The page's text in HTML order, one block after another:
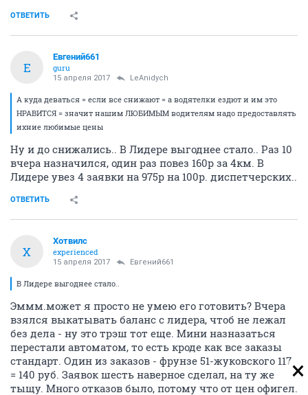
ОТВЕТИТЬ
Е
Евгений661
guru
15 апреля 2017 LeAnidych
А куда деваться = если все снижают = а водятелки ездют и им это
НРАВИТСЯ = значит нашим ЛЮБИМЫМ водителям надо предоставлять
ихние любимые цены
Ну и до снижались.. В Лидере выгоднее стало.. Раз 10
вчера назначился, один раз повез 160р за 4км. В
Лидере увез 4 заявки на 975р на 100р. диспетчерских..
ОТВЕТИТЬ
Х
Хотвилс
experienced
15 апреля 2017 Евгений661
В Лидере выгоднее стало..
Эммм.может я просто не умею его готовить? Вчера
взялся выкатывать баланс с лидера, чтоб не лежал
без дела - ну это трэш тот еще. Мини назназаться
перестали автоматом, то есть кроде как все заказы
стандарт. Один из заказов - фрунзе 51-жуковского 117
= 140 руб. Заявок шесть наверное сделал, на ту же
тыщу. Много отказов было, потому что от цен офигел.